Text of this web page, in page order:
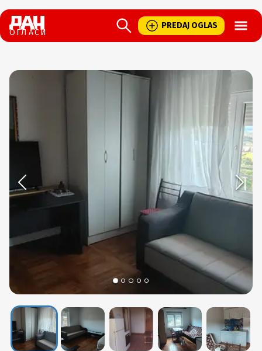
ОГЛАСИ
PREDAJ OGLAS